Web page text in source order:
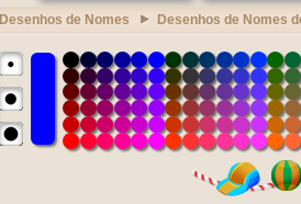
Desenhos de Nomes Desenhos de Nomes